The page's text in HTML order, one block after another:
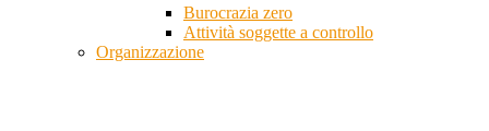
Burocrazia zero
Attività soggette a controllo
Organizzazione